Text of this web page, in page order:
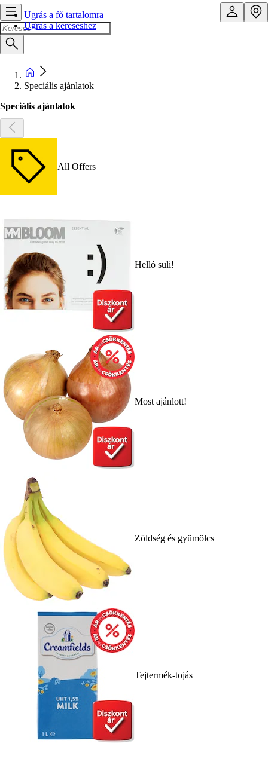
Ugrás a fő tartalomra
Ugrás a kereséshez
Speciális ajánlatok
Speciális ajánlatok
All Offers
Helló suli!
Most ajánlott!
Zöldség és gyümölcs
Tejtermék-tojás